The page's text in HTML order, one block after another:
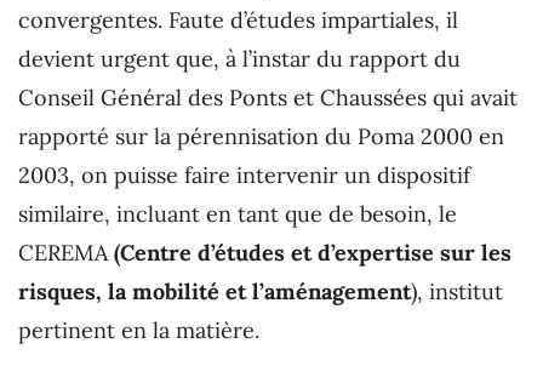
convergentes. Faute d’études impartiales, il
devient urgent que, à l’instar du rapport du
Conseil Général des Ponts et Chaussées qui avait
rapporté sur la pérennisation du Poma 2000 en
2003, on puisse faire intervenir un dispositif
similaire, incluant en tant que de besoin, le
CEREMA(Centre d’études et d’expertise sur les
risques, la mobilité et l’aménagement), institut
pertinent en la matière.